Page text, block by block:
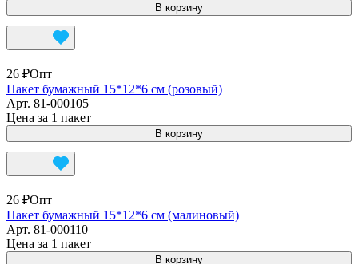
В корзину
26 ₽Опт
Пакет бумажный 15*12*6 см (розовый)
Арт. 81-000105
Цена за 1 пакет
В корзину
26 ₽Опт
Пакет бумажный 15*12*6 см (малиновый)
Арт. 81-000110
Цена за 1 пакет
В корзину